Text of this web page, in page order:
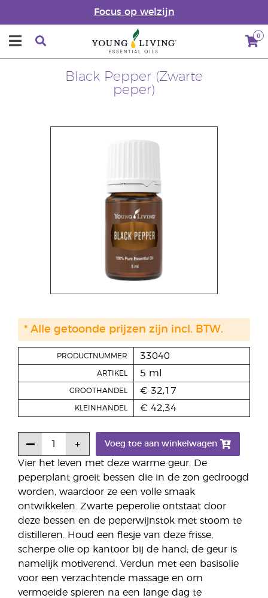
Focus op welzijn
0
Black Pepper (Zwarte
peper)
Vier het leven met deze warme geur. De
peperplant groeit bessen die in de zon gedroogd
worden, waardoor ze een volle smaak
ontwikkelen. Zwarte peperolie ontstaat door
deze bessen en de peperwijnstok met stoom te
distilleren. Houd een flesje van deze frisse,
scherpe olie op kantoor bij de hand; de geur is
namelijk motiverend. Verdun met een basisolie
voor een verzachtende massage en om
vermoeide spieren na een lange dag te
PRODUCTNUMMER 33040
ARTIKEL 5 ml
GROOTHANDEL € 32,17
KLEINHANDEL € 42,34
Voeg toe aan winkelwagen
* Alle getoonde prijzen zijn incl. BTW.